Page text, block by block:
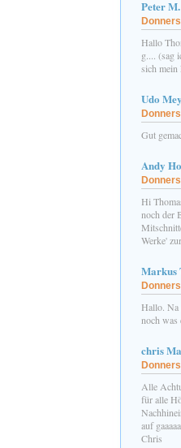
Peter
Hallo
g.... (sag
sich mein
Udo
Gut
Andy
Hi
noch der
Werke'
Markus
Hallo. Na
noch was
chris
Alle
für alle
auf
Chris